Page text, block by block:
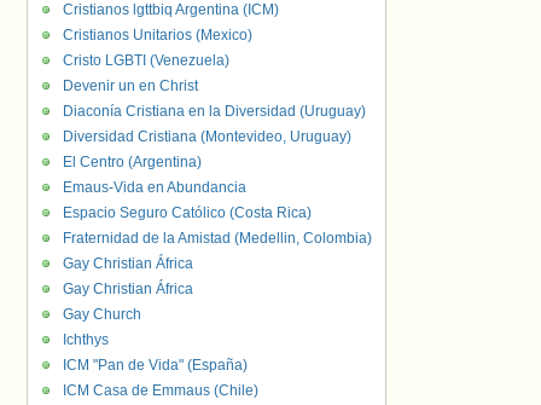
Cristianos lgttbiq Argentina (ICM)
Cristianos Unitarios (Mexico)
Cristo LGBTI (Venezuela)
Devenir un en Christ
Diaconía Cristiana en la Diversidad (Uruguay)
Diversidad Cristiana (Montevideo, Uruguay)
El Centro (Argentina)
Emaus-Vida en Abundancia
Espacio Seguro Católico (Costa Rica)
Fraternidad de la Amistad (Medellin, Colombia)
Gay Christian África
Gay Christian África
Gay Church
Ichthys
ICM "Pan de Vida" (España)
ICM Casa de Emmaus (Chile)